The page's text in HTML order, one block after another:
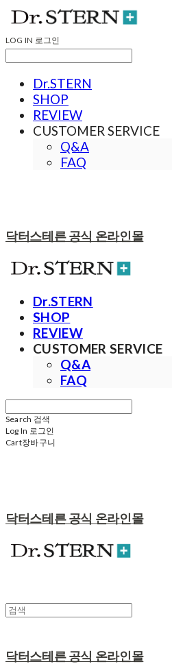
LOG IN 로그인
Dr.STERN
SHOP
REVIEW
CUSTOMER SERVICE
Q&A
FAQ
닥터스테른 공식 온라인몰
Dr.STERN
SHOP
REVIEW
CUSTOMER SERVICE
Q&A
FAQ
Search 검색
Log In 로그인
Cart장바구니
닥터스테른 공식 온라인몰
닥터스테른 공식 온라인몰